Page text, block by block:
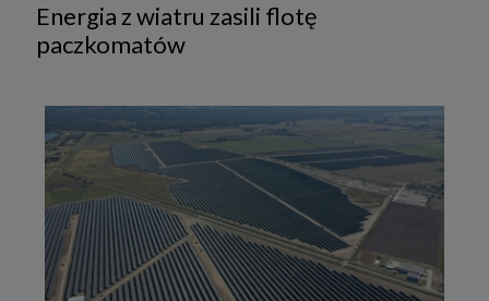
Energia z wiatru zasili flotę
paczkomatów